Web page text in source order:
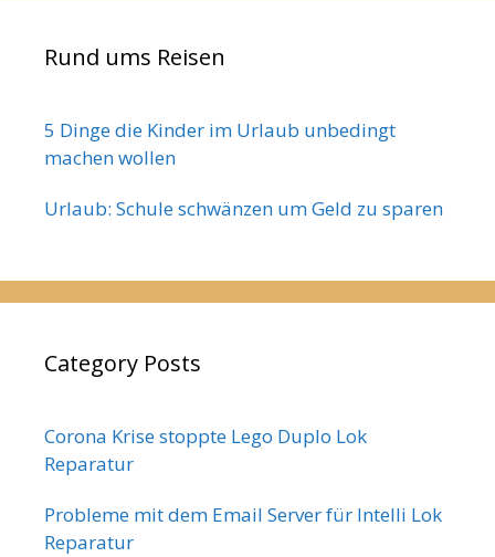
Rund ums Reisen
5 Dinge die Kinder im Urlaub unbedingt
machen wollen
Urlaub: Schule schwänzen um Geld zu sparen
Category Posts
Corona Krise stoppte Lego Duplo Lok
Reparatur
Probleme mit dem Email Server für Intelli Lok
Reparatur